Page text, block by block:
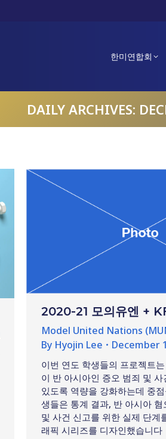
한미연합회
DAILY ARCHIVES:
2020-21 모의유엔 +
Model United Nations
By Hyojin Lee December
이번 연도 학생들의 프로젝트
이 반 아시아인 증오 범죄 및
있도록 역량을 강화하는데 중
생들은 통계 결과, 반 아시아 혐
및 사건 신고를 위한 실제 단계
래픽 시리즈를 디자인했습니다